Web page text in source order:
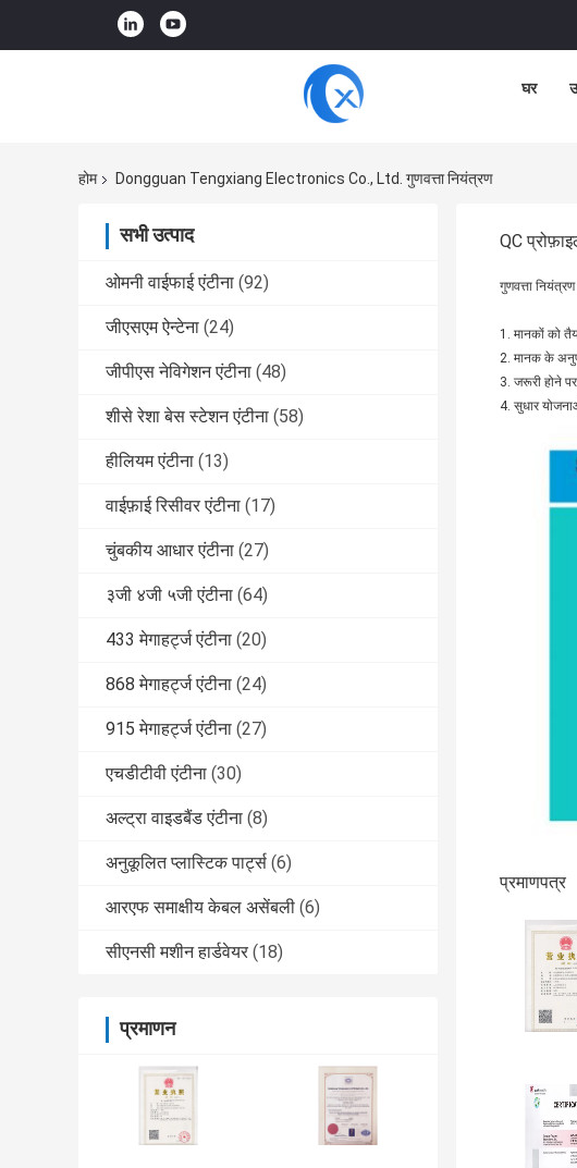
घर
होम Dongguan Tengxiang Electronics Co., Ltd. गुणवत्ता नियंत्रण
सभी उत्पाद
ओमनी वाईफाई एंटीना (92)
जीएसएम ऐन्टेना (24)
जीपीएस नेविगेशन एंटीना (48)
शीसे रेशा बेस स्टेशन एंटीना (58)
हीलियम एंटीना (13)
वाईफ़ाई रिसीवर एंटीना (17)
चुंबकीय आधार एंटीना (27)
३जी ४जी ५जी एंटीना (64)
433 मेगाहर्ट्ज एंटीना (20)
868 मेगाहर्ट्ज एंटीना (24)
915 मेगाहर्ट्ज एंटीना (27)
एचडीटीवी एंटीना (30)
अल्ट्रा वाइडबैंड एंटीना (8)
अनुकूलित प्लास्टिक पार्ट्स (6)
आरएफ समाक्षीय केबल असेंबली (6)
सीएनसी मशीन हार्डवेयर (18)
प्रमाणन
QC
गुणवत्ता
1. मानकों को
2. मानक के
3. जरूरी होने
4. सुधार
प्रमाणपत्र